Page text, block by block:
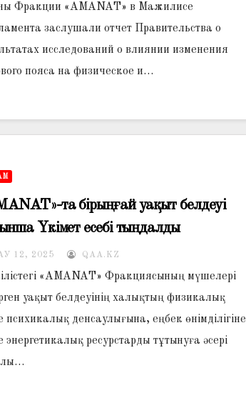
Фракции «AMANAT» в Мажилисе
заслушали отчет Правительства о
исследований о влиянии изменения
пояса на физическое и…
та бірыңғай уақыт белдеуі
Үкімет есебі тыңдалды
12, 2025 QAA.KZ
«AMANAT» Фракциясының мүшелері
уақыт белдеуінің халықтың физикалық
психикалық денсаулығына, еңбек өнімділігіне
энергетикалық ресурстарды тұтынуға әсері